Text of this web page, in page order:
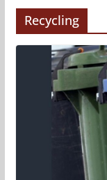
Recycling